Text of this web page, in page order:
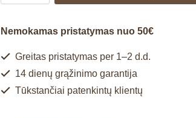
Nemokamas pristatymas nuo 50€
Greitas pristatymas per 1–2 d.d.
14 dienų grąžinimo garantija
Tūkstančiai patenkintų klientų